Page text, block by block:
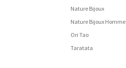
Nature Bijoux
Nature Bijoux Homme
Ori Tao
Taratata